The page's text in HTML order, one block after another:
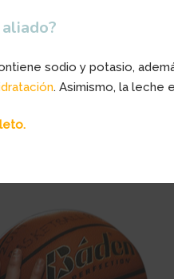
sodio y potasio,
. Asimismo, la leche